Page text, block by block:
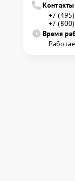
Контакты
+7
+7
Время